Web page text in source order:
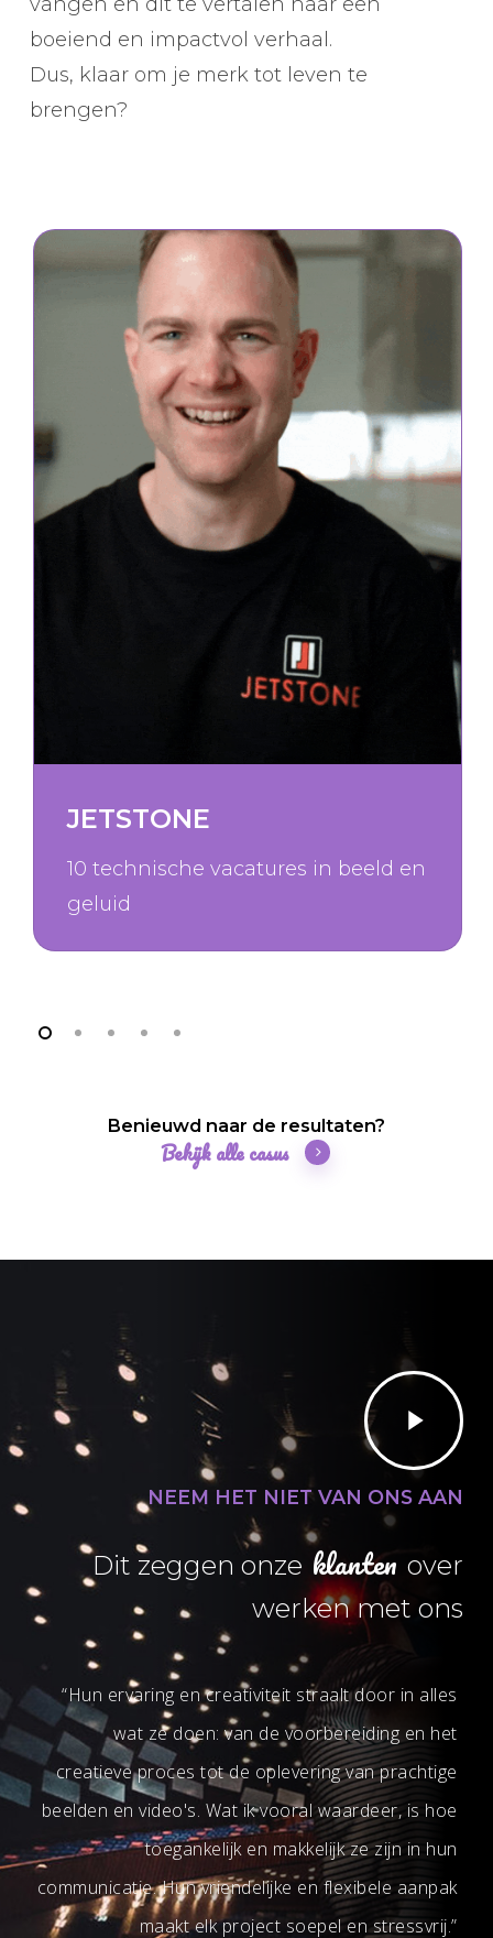
boeiend en impactvol verhaal.
Dus, klaar om je merk tot leven te
brengen?
JETSTONE
10 technische vacatures in beeld en
geluid
Benieuwd naar de resultaten?
Bekijk alle casus
NEEM HET NIET VAN ONS AAN
Dit zeggen onze klanten over
werken met ons
“Hun ervaring en creativiteit straalt door in alles
wat ze doen: van de voorbereiding en het
creatieve proces tot de oplevering van prachtige
beelden en video's. Wat ik vooral waardeer, is hoe
toegankelijk en makkelijk ze zijn in hun
communicatie. Hun vriendelijke en flexibele aanpak
maakt elk project soepel en stressvrij.”